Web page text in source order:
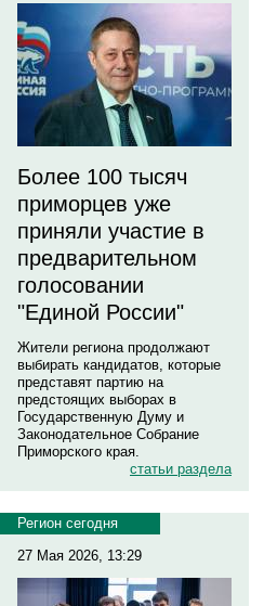
Более 100 тысяч
приморцев уже
приняли участие в
предварительном
голосовании
"Единой России"
Жители региона продолжают
выбирать кандидатов, которые
представят партию на
предстоящих выборах в
Государственную Думу и
Законодательное Собрание
Приморского края.
статьи раздела
Регион сегодня
27 Мая 2026, 13:29